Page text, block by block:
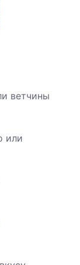
ветчины
или